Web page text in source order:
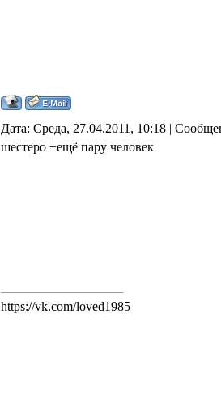
Дата: Среда, 27.04.2011, 10:18 |
шестеро +ещё пару человек
https://vk.com/loved1985